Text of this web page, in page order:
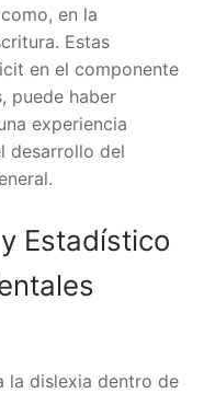
en la
Estas
en el componente
puede haber
experiencia
desarrollo del
Estadístico
la dislexia dentro de